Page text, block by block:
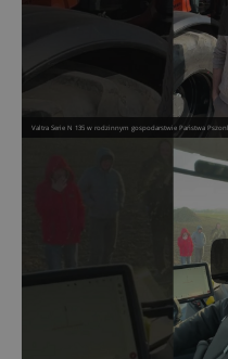
Valtra Serie N 135 w rodzinnym gospodarstwie Państwa